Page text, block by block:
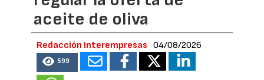
aceite de oliva
Redacción Interempresas 04/08/2026
599